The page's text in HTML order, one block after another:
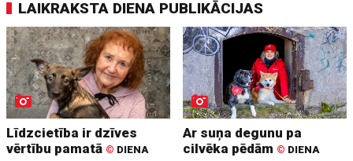
LAIKRAKSTA DIENA PUBLIKĀCIJAS
Līdzcietība ir dzīves
vērtību pamatā © DIENA
Ar suņa degunu pa
cilvēka pēdām © DIENA